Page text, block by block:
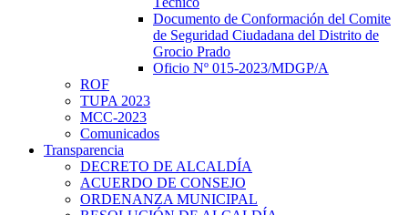
Documento de Conformación del Comite
de Seguridad Ciudadana del Distrito de
Grocio Prado
Oficio Nº 015-2023/MDGP/A
ROF
TUPA 2023
MCC-2023
Comunicados
Transparencia
DECRETO DE ALCALDÍA
ACUERDO DE CONSEJO
ORDENANZA MUNICIPAL